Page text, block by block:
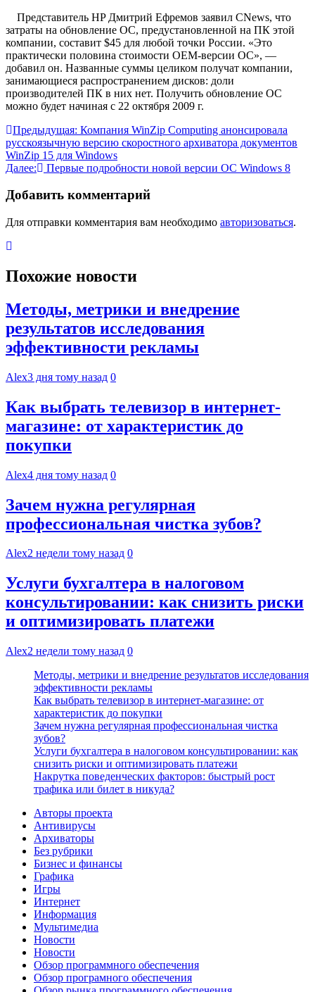
Представитель HP Дмитрий Ефремов заявил CNews, что
затраты на обновление ОС, предустановленной на ПК этой
компании, составит $45 для любой точки России. «Это
практически половина стоимости OEM-версии ОС», —
добавил он. Названные суммы целиком получат компании,
занимающиеся распространением дисков: доли
производителей ПК в них нет. Получить обновление ОС
можно будет начиная с 22 октября 2009 г.
Навигация
по
записям
Предыдущая: Компания WinZip Computing анонсировала
русскоязычную версию скоростного архиватора документов
WinZip 15 для Windows
Далее:
Первые подробности новой версии ОС Windows 8
Добавить комментарий
Для отправки комментария вам необходимо авторизоваться.
Похожие новости
Методы, метрики и внедрение
результатов исследования
эффективности рекламы
Alex3 дня тому назад 0
Как выбрать телевизор в интернет-
магазине: от характеристик до
покупки
Alex4 дня тому назад 0
Зачем нужна регулярная
профессиональная чистка зубов?
Alex2 недели тому назад 0
Услуги бухгалтера в налоговом
консультировании: как снизить риски
и оптимизировать платежи
Alex2 недели тому назад 0
Методы, метрики и внедрение результатов исследования
эффективности рекламы
Как выбрать телевизор в интернет-магазине: от
характеристик до покупки
Зачем нужна регулярная профессиональная чистка
зубов?
Услуги бухгалтера в налоговом консультировании: как
снизить риски и оптимизировать платежи
Накрутка поведенческих факторов: быстрый рост
трафика или билет в никуда?
Авторы проекта
Антивирусы
Архиваторы
Без рубрики
Бизнес и финансы
Графика
Игры
Интернет
Информация
Мультимедиа
Новости
Новости
Обзор программного обеспечения
Обзор програмного обеспечения